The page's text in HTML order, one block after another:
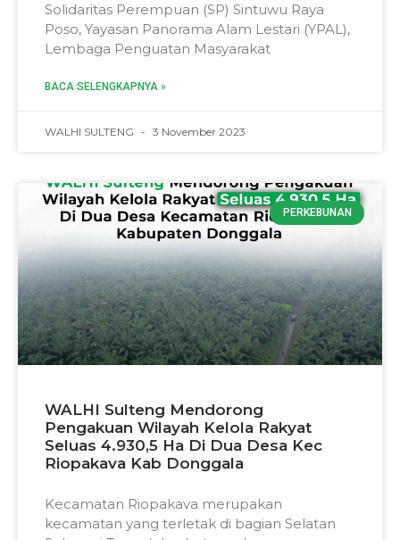
Solidaritas Perempuan (SP) Sintuwu Raya
Poso, Yayasan Panorama Alam Lestari (YPAL),
Lembaga Penguatan Masyarakat
BACA SELENGKAPNYA »
WALHI SULTENG 3 November 2023
PERKEBUNAN
WALHI Sulteng Mendorong
Pengakuan Wilayah Kelola Rakyat
Seluas 4.930,5 Ha Di Dua Desa Kec
Riopakava Kab Donggala
Kecamatan Riopakava merupakan
kecamatan yang terletak di bagian Selatan